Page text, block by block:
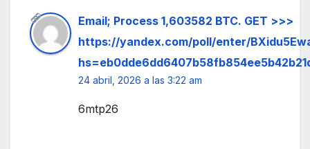
Email; Process 1,603582 BTC. GET >>>
https://yandex.com/poll/enter/
24 abril, 2026 a las 3:22 am
6mtp26